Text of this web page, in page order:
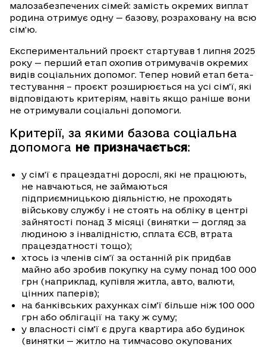
малозабезпечених сімей: замість окремих виплат
родина отримує одну — базову, розраховану на всю
сім'ю.
Експериментальний проєкт стартував 1 липня 2025
року — перший етап охопив отримувачів окремих
видів соціальних допомог. Тепер новий етап бета-
тестування – проєкт розширюється на усі сім’ї, які
відповідають критеріям, навіть якщо раніше вони
не отримували соціальні допомоги.
Критерії, за якими базова соціальна
допомога не призначається:
у сім'ї є працездатні дорослі, які не працюють,
не навчаються, не займаються
підприємницькою діяльністю, не проходять
військову службу і не стоять на обліку в центрі
зайнятості понад 3 місяці (винятки — догляд за
людиною з інвалідністю, сплата ЄСВ, втрата
працездатності тощо);
хтось із членів сім'ї за останній рік придбав
майно або зробив покупку на суму понад 100 000
грн (наприклад, купівля житла, авто, валюти,
цінних паперів);
на банківських рахунках сім’ї більше ніж 100 000
грн або облігації на таку ж суму;
у власності сім’ї є друга квартира або будинок
(винятки — житло на тимчасово окупованих